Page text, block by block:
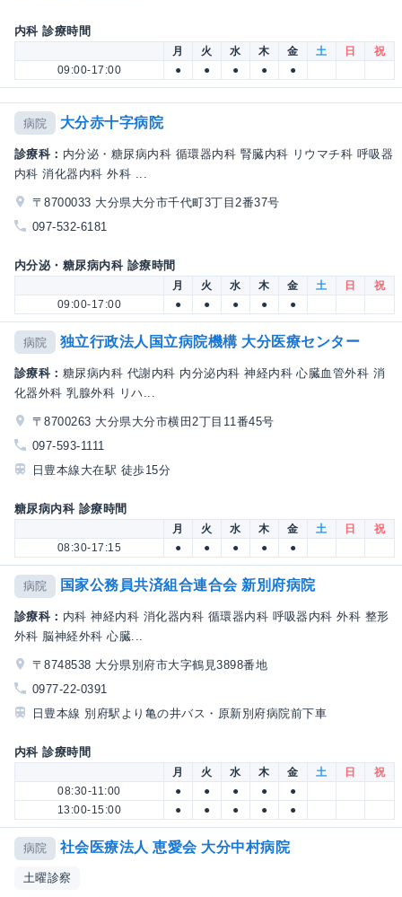
内科 診療時間
月 火 水 木 金 土 日
祝
09:00-17:00
● ● ● ● ●
病院 大分赤十字病院
診療科： 内分泌・糖尿病内科 循環器内科 腎臓内科 リウマチ科 呼吸器
内科 消化器内科 外科 ...
〒8700033 大分県大分市千代町3丁目2番37号
097-532-6181
内分泌・糖尿病内科 診療時間
月 火 水 木 金 土 日
祝
09:00-17:00
● ● ● ● ●
病院 独立行政法人国立病院機構 大分医療センター
診療科： 糖尿病内科 代謝内科 内分泌内科 神経内科 心臓血管外科 消
化器外科 乳腺外科 リハ...
〒8700263 大分県大分市横田2丁目11番45号
097-593-1111
日豊本線大在駅 徒歩15分
糖尿病内科 診療時間
月 火 水 木 金 土 日
祝
08:30-17:15
● ● ● ● ●
病院 国家公務員共済組合連合会 新別府病院
診療科： 内科 神経内科 消化器内科 循環器内科 呼吸器内科 外科 整形
外科 脳神経外科 心臓...
〒8748538 大分県別府市大字鶴見3898番地
0977-22-0391
日豊本線 別府駅より亀の井バス・原新別府病院前下車
内科 診療時間
月 火 水 木 金 土 日
祝
08:30-11:00
● ● ● ●
●
13:00-15:00
● ● ● ● ●
病院 社会医療法人 恵愛会 大分中村病院
土曜診察